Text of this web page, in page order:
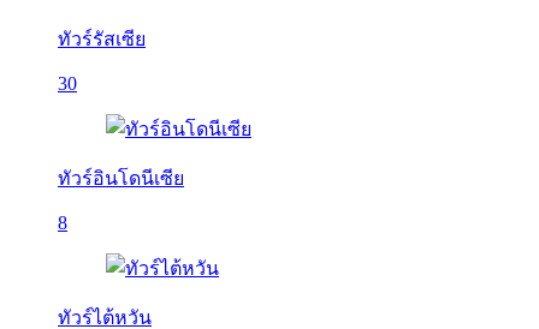
ทัวร์รัสเซีย
30
ทัวร์อินโดนีเซีย
8
ทัวร์ไต้หวัน